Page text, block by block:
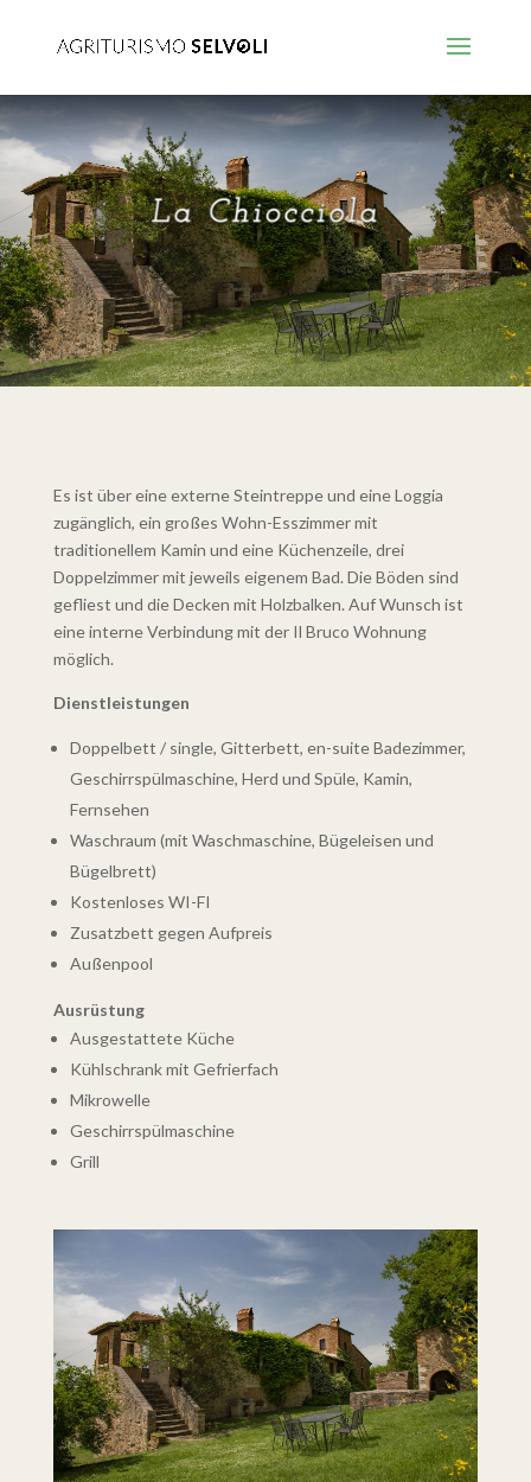
Es ist über eine externe Steintreppe und eine Loggia
zugänglich, ein großes Wohn-Esszimmer mit
traditionellem Kamin und eine Küchenzeile, drei
Doppelzimmer mit jeweils eigenem Bad. Die Böden sind
gefliest und die Decken mit Holzbalken. Auf Wunsch ist
eine interne Verbindung mit der Il Bruco Wohnung
möglich.
Dienstleistungen
Doppelbett / single, Gitterbett, en-suite Badezimmer,
Geschirrspülmaschine, Herd und Spüle, Kamin,
Fernsehen
Waschraum (mit Waschmaschine, Bügeleisen und
Bügelbrett)
Kostenloses WI-FI
Zusatzbett gegen Aufpreis
Außenpool
Ausrüstung
Ausgestattete Küche
Kühlschrank mit Gefrierfach
Mikrowelle
Geschirrspülmaschine
Grill